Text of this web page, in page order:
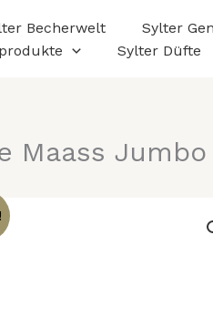
Becherwelt
Sylter
Sylter Düfte
Maass